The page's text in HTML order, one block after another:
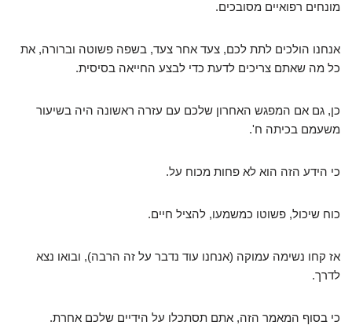
מונחים רפואיים מסובכים.
אנחנו הולכים לתת לכם, צעד אחר צעד, בשפה פשוטה וברורה, את
כל מה שאתם צריכים לדעת כדי לבצע החייאה בסיסית.
כן, גם אם המפגש האחרון שלכם עם עזרה ראשונה היה בשיעור
משעמם בכיתה ח'.
כי הידע הזה הוא לא פחות מכוח על.
כוח שיכול, פשוטו כמשמעו, להציל חיים.
אז קחו נשימה עמוקה (אנחנו עוד נדבר על זה הרבה), ובואו נצא
לדרך.
כי בסוף המאמר הזה, אתם תסתכלו על הידיים שלכם אחרת.